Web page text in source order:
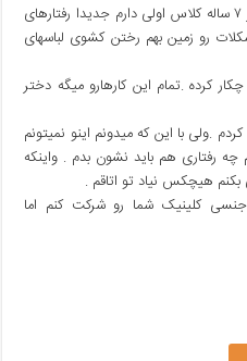
با سلام خدمت آقای دکتر من یک دختر ۷ ساله کلاس اولی دارم جدیدا رفتارهای
رو زمین بهم رختن کشوی لباسهای
کرده .تمام این کارهارو میگه دختر
.ولی با این که میدونم اینو نمیتونم
رفتاری هم باید نشون بدم . واینکه
هیچکس نیاد تو اتاقم .
کلینیک شما رو شرکت کنم اما